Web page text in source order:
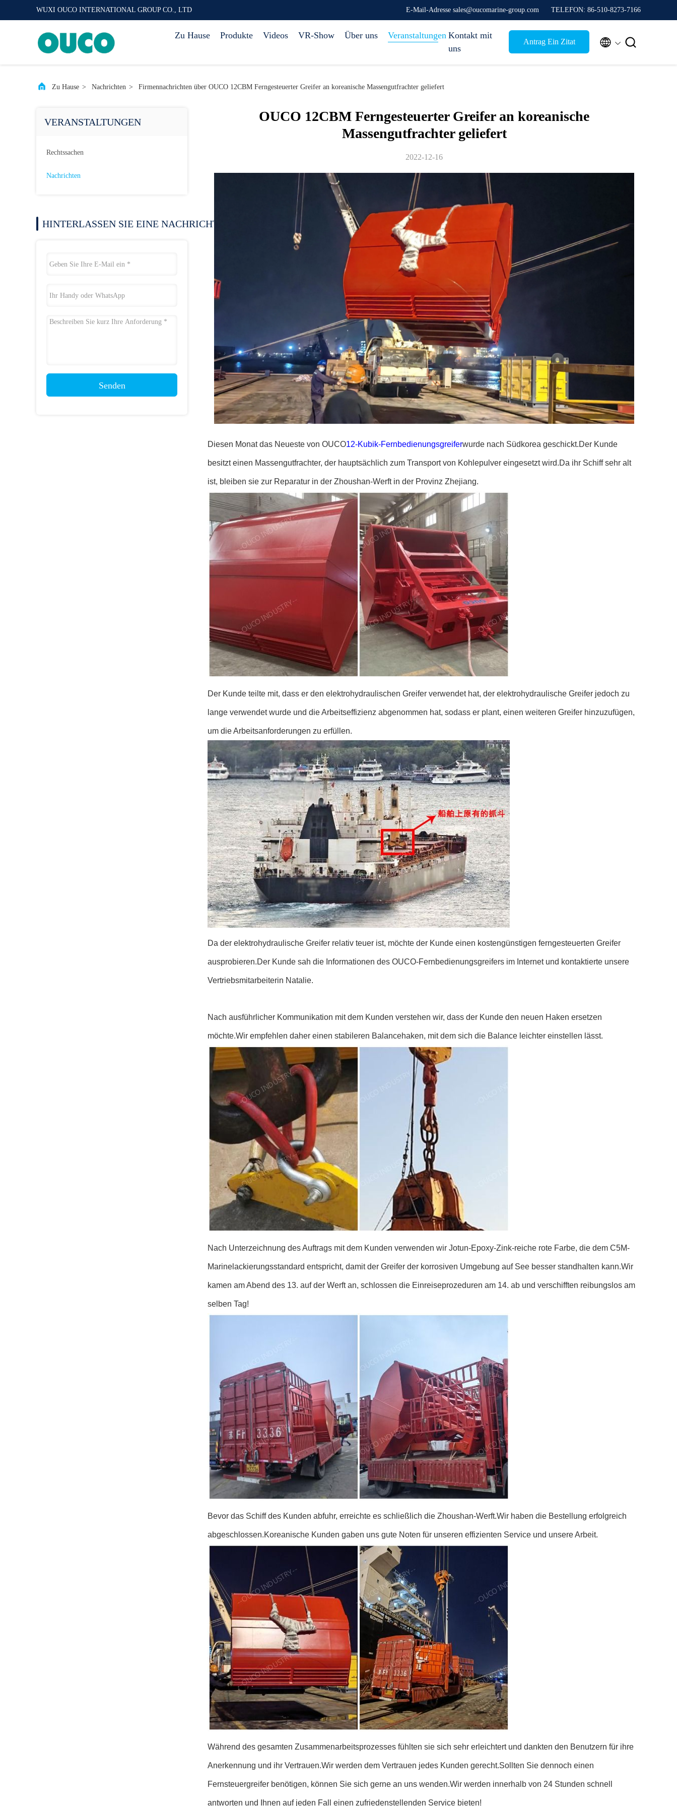
WUXI OUCO INTERNATIONAL GROUP CO., LTD E-Mail-Adresse sales@oucomarine-group.com TELEFON: 86-510-8273-7166
Zu Hause Produkte Videos VR-Show Über uns Veranstaltungen Kontakt mit
uns
Antrag Ein Zitat  
Zu Hause > Nachrichten > Firmennachrichten über OUCO 12CBM Ferngesteuerter Greifer an koreanische Massengutfrachter geliefert
VERANSTALTUNGEN
Rechtssachen
Nachrichten
HINTERLASSEN SIE EINE NACHRICHT.
Senden
OUCO 12CBM Ferngesteuerter Greifer an koreanische
Massengutfrachter geliefert
2022-12-16
Diesen Monat das Neueste von OUCO12-Kubik-Fernbedienungsgreiferwurde nach Südkorea geschickt.Der Kunde
besitzt einen Massengutfrachter, der hauptsächlich zum Transport von Kohlepulver eingesetzt wird.Da ihr Schiff sehr alt
ist, bleiben sie zur Reparatur in der Zhoushan-Werft in der Provinz Zhejiang.
Der Kunde teilte mit, dass er den elektrohydraulischen Greifer verwendet hat, der elektrohydraulische Greifer jedoch zu
lange verwendet wurde und die Arbeitseffizienz abgenommen hat, sodass er plant, einen weiteren Greifer hinzuzufügen,
um die Arbeitsanforderungen zu erfüllen.
Da der elektrohydraulische Greifer relativ teuer ist, möchte der Kunde einen kostengünstigen ferngesteuerten Greifer
ausprobieren.Der Kunde sah die Informationen des OUCO-Fernbedienungsgreifers im Internet und kontaktierte unsere
Vertriebsmitarbeiterin Natalie.
Nach ausführlicher Kommunikation mit dem Kunden verstehen wir, dass der Kunde den neuen Haken ersetzen
möchte.Wir empfehlen daher einen stabileren Balancehaken, mit dem sich die Balance leichter einstellen lässt.
Nach Unterzeichnung des Auftrags mit dem Kunden verwenden wir Jotun-Epoxy-Zink-reiche rote Farbe, die dem C5M-
Marinelackierungsstandard entspricht, damit der Greifer der korrosiven Umgebung auf See besser standhalten kann.Wir
kamen am Abend des 13. auf der Werft an, schlossen die Einreiseprozeduren am 14. ab und verschifften reibungslos am
selben Tag!
Bevor das Schiff des Kunden abfuhr, erreichte es schließlich die Zhoushan-Werft.Wir haben die Bestellung erfolgreich
abgeschlossen.Koreanische Kunden gaben uns gute Noten für unseren effizienten Service und unsere Arbeit.
Während des gesamten Zusammenarbeitsprozesses fühlten sie sich sehr erleichtert und dankten den Benutzern für ihre
Anerkennung und ihr Vertrauen.Wir werden dem Vertrauen jedes Kunden gerecht.Sollten Sie dennoch einen
Fernsteuergreifer benötigen, können Sie sich gerne an uns wenden.Wir werden innerhalb von 24 Stunden schnell
antworten und Ihnen auf jeden Fall einen zufriedenstellenden Service bieten!